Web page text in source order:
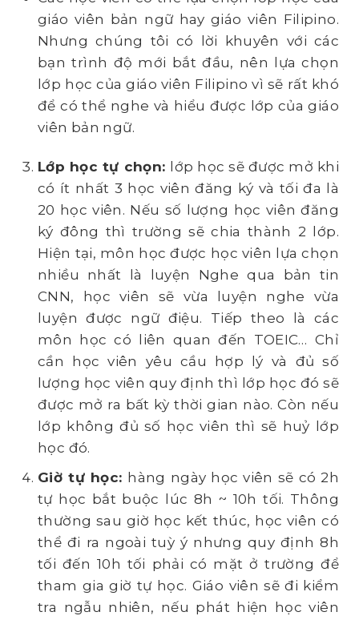
giáo viên bản ngữ hay giáo viên Filipino.
Nhưng chúng tôi có lời khuyên với các
bạn trình độ mới bắt đầu, nên lựa chọn
lớp học của giáo viên Filipino vì sẽ rất khó
để có thể nghe và hiểu được lớp của giáo
viên bản ngữ.
Lớp học tự chọn: lớp học sẽ được mở khi
có ít nhất 3 học viên đăng ký và tối đa là
20 học viên. Nếu số lượng học viên đăng
ký đông thì trường sẽ chia thành 2 lớp.
Hiện tại, môn học được học viên lựa chọn
nhiều nhất là luyện Nghe qua bản tin
CNN, học viên sẽ vừa luyện nghe vừa
luyện được ngữ điệu. Tiếp theo là các
môn học có liên quan đến TOEIC… Chỉ
cần học viên yêu cầu hợp lý và đủ số
lượng học viên quy định thì lớp học đó sẽ
được mở ra bất kỳ thời gian nào. Còn nếu
lớp không đủ số học viên thì sẽ huỷ lớp
học đó.
Giờ tự học: hàng ngày học viên sẽ có 2h
tự học bắt buộc lúc 8h ~ 10h tối. Thông
thường sau giờ học kết thúc, học viên có
thể đi ra ngoài tuỳ ý nhưng quy định 8h
tối đến 10h tối phải có mặt ở trường để
tham gia giờ tự học. Giáo viên sẽ đi kiểm
tra ngẫu nhiên, nếu phát hiện học viên